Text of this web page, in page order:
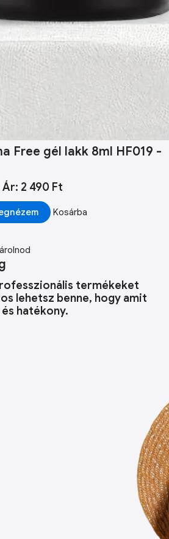
Free gél lakk 8ml HF019 -
Ár: 2 490 Ft
Kosárba
termékeket
lehetsz benne, hogy amit
hatékony.